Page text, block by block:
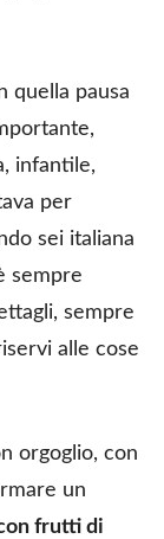
quella pausa
infantile,
per
sei italiana
sempre
sempre
alle cose
orgoglio, con
un
frutti di